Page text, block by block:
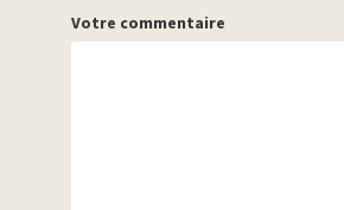
Votre commentaire